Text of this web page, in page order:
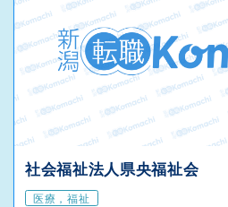
社会福祉法人県央福祉会
医療，福祉